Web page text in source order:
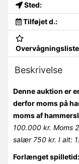
Sted:
Tilføjet d.:
Beskrivelse
Denne auktion er
derfor moms på
moms af
100.000 kr. Moms
salær 750 kr. I alt:
Forlænget spilletid: